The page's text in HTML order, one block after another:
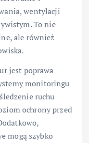
wentylacji
To nie
ale również
jest poprawa
monitoringu
ruchu
ochrony przed
mogą szybko